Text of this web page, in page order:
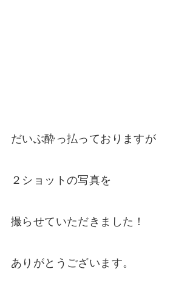
だいぶ酔っ払っておりますが
２ショットの写真を
撮らせていただきました！
ありがとうございます。